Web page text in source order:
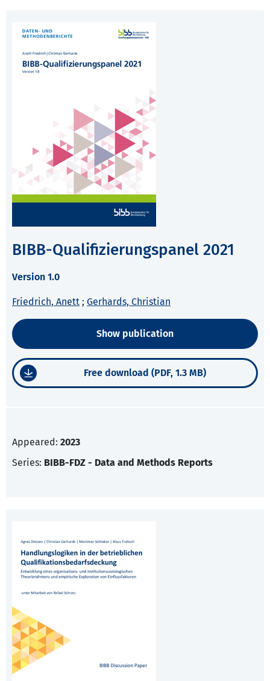
BIBB-Qualifizierungspanel 2021
Version 1.0
Friedrich, Anett ; Gerhards, Christian
Show publication
Free download (PDF, 1.3 MB)
Appeared: 2023
Series: BIBB-FDZ - Data and Methods Reports